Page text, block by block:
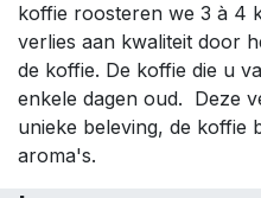
koffie roosteren we 3 à 4
verlies aan kwaliteit door
de koffie. De koffie die u
enkele dagen oud. Deze
unieke beleving, de koffie
aroma's.